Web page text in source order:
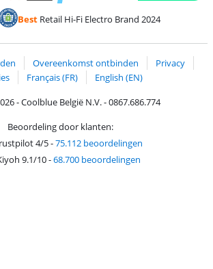
en Visa via ClickToPay
Betalen met PayPal
BestRetail Hi-Fi Electro Brand 2024
Overeenkomst ontbinden
Privacy
Français (FR)
English (EN)
- Coolblue België N.V. - 0867.686.774
Beoordeling door klanten:
4/5-75.112 beoordelingen
9.1/10-68.700 beoordelingen